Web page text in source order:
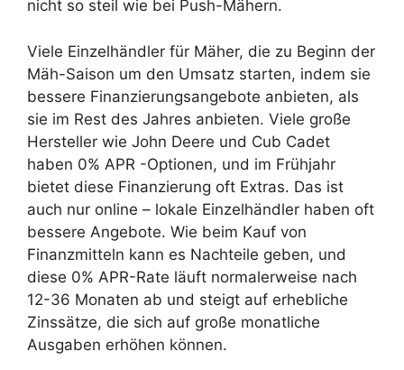
nicht so steil wie bei Push-Mähern.
Viele Einzelhändler für Mäher, die zu Beginn der
Mäh-Saison um den Umsatz starten, indem sie
bessere Finanzierungsangebote anbieten, als
sie im Rest des Jahres anbieten. Viele große
Hersteller wie John Deere und Cub Cadet
haben 0% APR -Optionen, und im Frühjahr
bietet diese Finanzierung oft Extras. Das ist
auch nur online – lokale Einzelhändler haben oft
bessere Angebote. Wie beim Kauf von
Finanzmitteln kann es Nachteile geben, und
diese 0% APR-Rate läuft normalerweise nach
12-36 Monaten ab und steigt auf erhebliche
Zinssätze, die sich auf große monatliche
Ausgaben erhöhen können.